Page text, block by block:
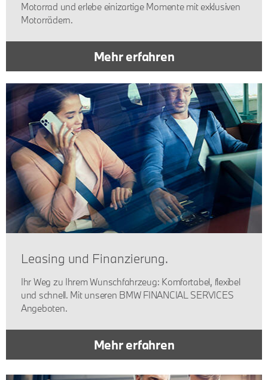
Motorrad und erlebe einizartige Momente mit exklusiven
Motorrädern.
Mehr erfahren
Leasing und Finanzierung.
Ihr Weg zu Ihrem Wunschfahrzeug: Komfortabel, flexibel
und schnell. Mit unseren BMW FINANCIAL SERVICES
Angeboten.
Mehr erfahren